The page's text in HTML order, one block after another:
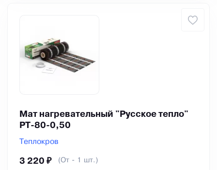
Мат нагревательный "Русское тепло"
РТ-80-0,50
Теплокров
3 220 ₽ (От - 1 шт.)